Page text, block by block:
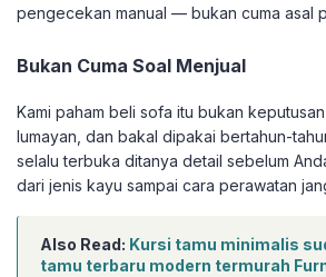
pengecekan manual — bukan cuma asal
Bukan Cuma Soal Menjual
Kami paham beli sofa itu bukan
lumayan, dan bakal dipakai bertahun-
selalu terbuka ditanya detail sebelum
dari jenis kayu sampai cara perawatan
Also Read: Kursi tamu minimalis
tamu terbaru modern termurah